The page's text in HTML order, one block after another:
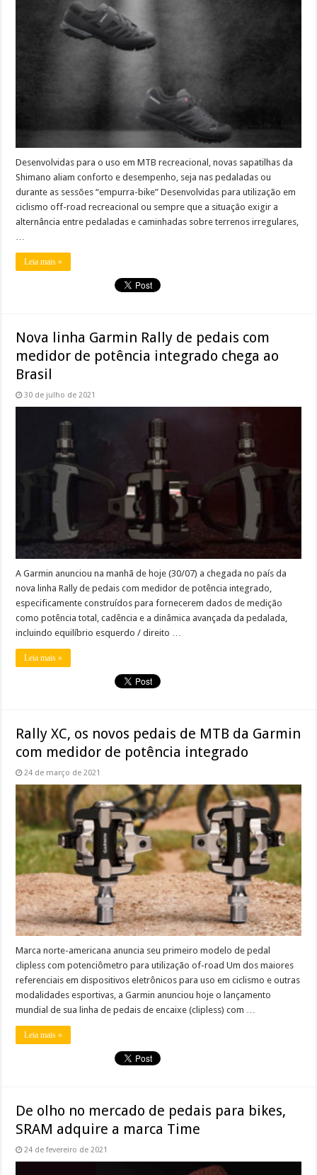
Desenvolvidas para o uso em MTB recreacional, novas sapatilhas da
Shimano aliam conforto e desempenho, seja nas pedaladas ou
durante as sessões “empurra-bike” Desenvolvidas para utilização em
ciclismo off-road recreacional ou sempre que a situação exigir a
alternância entre pedaladas e caminhadas sobre terrenos irregulares,
Leia mais »
Nova linha Garmin Rally de pedais com
medidor de potência integrado chega ao
Brasil
30 de julho de 2021
A Garmin anunciou na manhã de hoje (30/07) a chegada no país da
nova linha Rally de pedais com medidor de potência integrado,
especificamente construídos para fornecerem dados de medição
como potência total, cadência e a dinâmica avançada da pedalada,
incluindo equilíbrio esquerdo / direito …
Leia mais »
Rally XC, os novos pedais de MTB da Garmin
com medidor de potência integrado
24 de março de 2021
Marca norte-americana anuncia seu primeiro modelo de pedal
clipless com potenciômetro para utilização of-road Um dos maiores
referenciais em dispositivos eletrônicos para uso em ciclismo e outras
modalidades esportivas, a Garmin anunciou hoje o lançamento
mundial de sua linha de pedais de encaixe (clipless) com …
Leia mais »
De olho no mercado de pedais para bikes,
SRAM adquire a marca Time
24 de fevereiro de 2021